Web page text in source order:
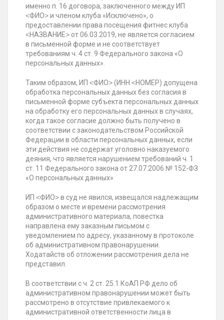
именно п. 16 договора, заключенного между ИП
˂ФИО˃ и членом клуба «Исключено», о
предоставлении права посещения фитнес клуба
˂НАЗВАНИЕ˃ от 06.03.2019, не является согласием
в письменной форме и не соответствует
требованиям ч. 4 ст. 9 Федерального закона «О
персональных данных».
Таким образом, ИП ˂ФИО˃ (ИНН ˂НОМЕР) допущена
обработка персональных данных без согласия в
письменной форме субъекта персональных данных
на обработку его персональных данных в случаях,
когда такое согласие должно быть получено в
соответствии с законодательством Российской
Федерации в области персональных данных, если
эти действия не содержат уголовно наказуемого
деяния, что является нарушением требований ч. 1
ст. 11 Федерального закона от 27.07.2006 № 152-ФЗ
«О персональных данных»
ИП ˂ФИО˃ в суд не явился, извещался надлежащим
образом о месте и времени рассмотрения
административного материала, повестка
направлена ему заказным письмом с
уведомлением по адресу, указанному в протоколе
об административном правонарушении.
Ходатайств об отложении рассмотрения дела не
представил.
В соответствии с ч. 2 ст. 25.1 КоАП РФ дело об
административном правонарушении может быть
рассмотрено в отсутствие привлекаемого к
административной ответственности лица в